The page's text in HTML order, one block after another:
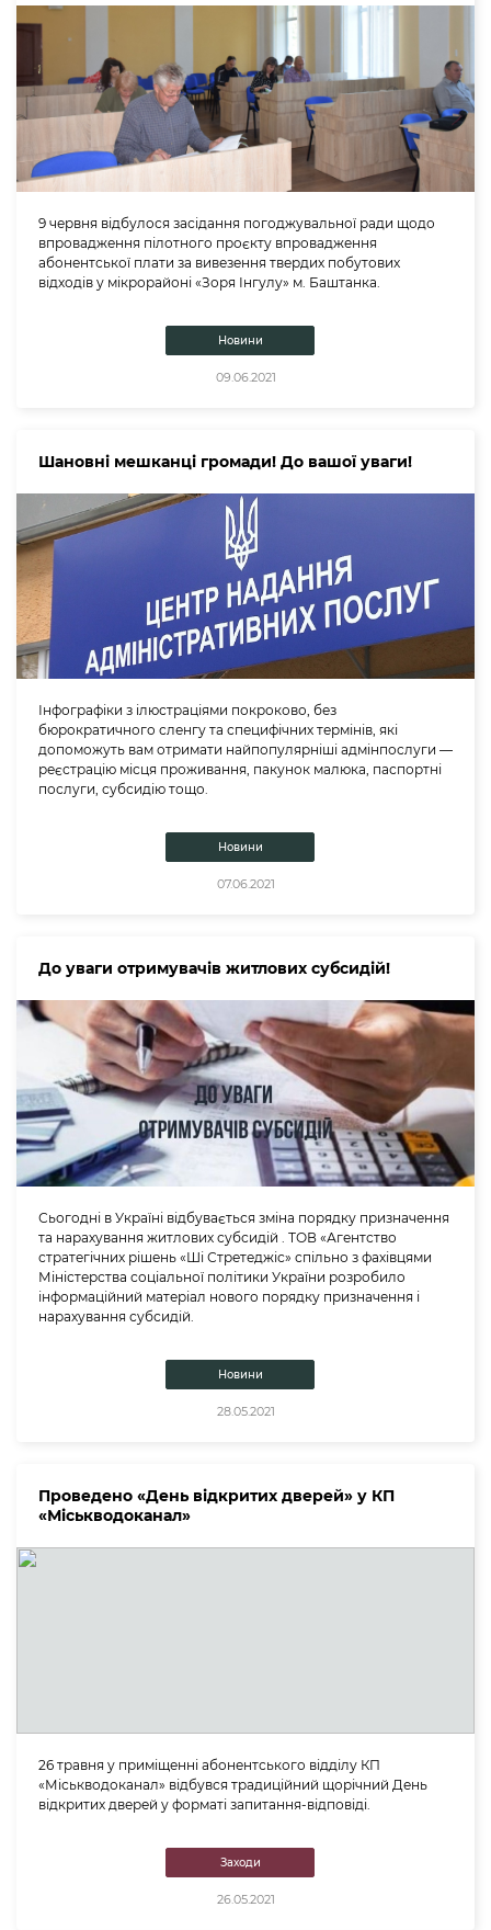
9 червня відбулося засідання погоджувальної ради щодо
впровадження пілотного проєкту впровадження
абонентської плати за вивезення твердих побутових
відходів у мікрорайоні «Зоря Інгулу» м. Баштанка.
Новини
09.06.2021
Шановні мешканці громади! До вашої уваги!
Інфографіки з ілюстраціями покроково, без
бюрократичного сленгу та специфічних термінів, які
допоможуть вам отримати найпопулярніші адмінпослуги —
реєстрацію місця проживання, пакунок малюка, паспортні
послуги, субсидію тощо.
Новини
07.06.2021
До уваги отримувачів житлових субсидій!
Сьогодні в Україні відбувається зміна порядку призначення
та нарахування житлових субсидій . ТОВ «Агентство
стратегічних рішень «Ші Стретеджіс» спільно з фахівцями
Міністерства соціальної політики України розробило
інформаційний матеріал нового порядку призначення і
нарахування субсидій.
Новини
28.05.2021
Проведено «День відкритих дверей» у КП
«Міськводоканал»
26 травня у приміщенні абонентського відділу КП
«Міськводоканал» відбувся традиційний щорічний День
відкритих дверей у форматі запитання-відповіді.
Заходи
26.05.2021